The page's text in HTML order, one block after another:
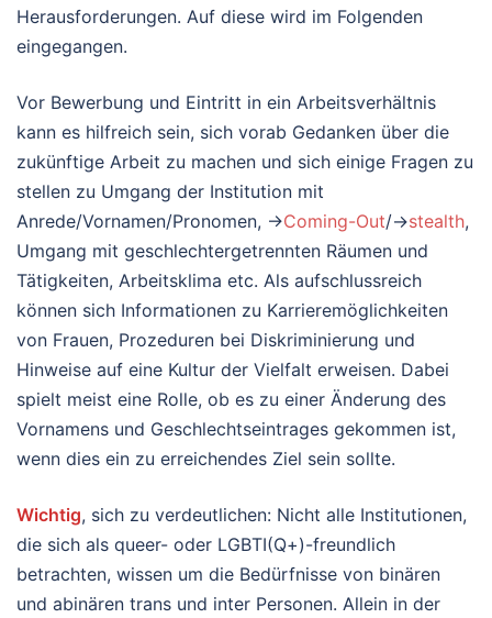
Herausforderungen. Auf diese wird im Folgenden
eingegangen.
Vor Bewerbung und Eintritt in ein Arbeitsverhältnis
kann es hilfreich sein, sich vorab Gedanken über die
zukünftige Arbeit zu machen und sich einige Fragen zu
stellen zu Umgang der Institution mit
Anrede/Vornamen/Pronomen, →Coming-Out/→stealth,
Umgang mit geschlechtergetrennten Räumen und
Tätigkeiten, Arbeitsklima etc. Als aufschlussreich
können sich Informationen zu Karrieremöglichkeiten
von Frauen, Prozeduren bei Diskriminierung und
Hinweise auf eine Kultur der Vielfalt erweisen. Dabei
spielt meist eine Rolle, ob es zu einer Änderung des
Vornamens und Geschlechtseintrages gekommen ist,
wenn dies ein zu erreichendes Ziel sein sollte.
Wichtig, sich zu verdeutlichen: Nicht alle Institutionen,
die sich als queer- oder LGBTI(Q+)-freundlich
betrachten, wissen um die Bedürfnisse von binären
und abinären trans und inter Personen. Allein in der